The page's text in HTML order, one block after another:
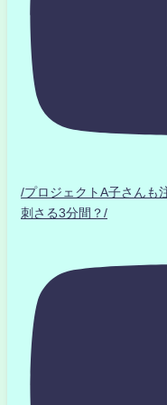
/プロジェクトA子さん
刺さる3分間？/